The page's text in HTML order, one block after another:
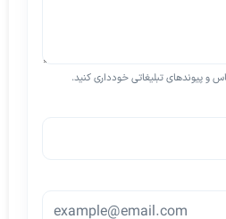
و پیوندهای تبلیغاتی خودداری کنید.